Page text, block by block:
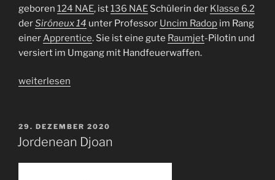
geboren 124 NAE, ist136 NAE Schülerin der Klasse 6.2
derSiróneux 14 unter Professor Uncim Radop im Rang
einer Apprentice. Sie ist eine gute Raumjet-Pilotin und
versiert im Umgang mit Handfeuerwaffen.
„Iyw
weiterlesen
VERÖFFENTLICHT
AM
29. DEZEMBER 2020
Jordenean Djoan